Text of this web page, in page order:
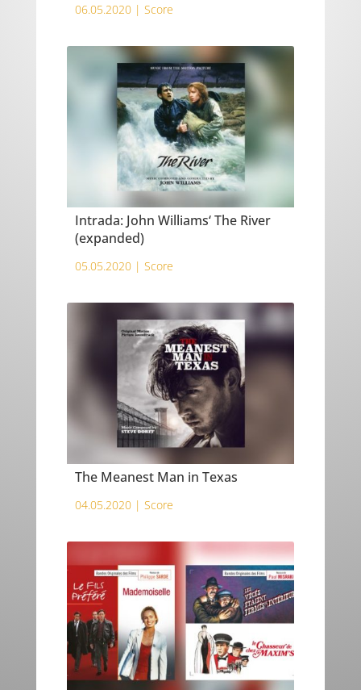
06.05.2020 | Score
Intrada: John Williams‘ The River
(expanded)
05.05.2020 | Score
The Meanest Man in Texas
04.05.2020 | Score